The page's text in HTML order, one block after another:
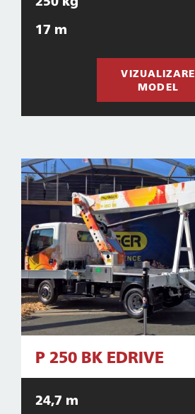
17 m
VIZUALIZARE
MODEL
P 250 BK EDRIVE
24,7 m